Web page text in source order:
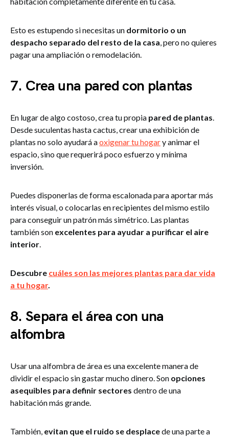
Esto es estupendo si necesitas un dormitorio o un
despacho separado del resto de la casa, pero no quieres
pagar una ampliación o remodelación.
7. Crea una pared con plantas
En lugar de algo costoso, crea tu propia pared de plantas.
Desde suculentas hasta cactus, crear una exhibición de
plantas no solo ayudará aoxigenar tu hogary animar el
espacio, sino que requerirá poco esfuerzo y mínima
inversión.
Puedes disponerlas de forma escalonada para aportar más
interés visual, o colocarlas en recipientes del mismo estilo
para conseguir un patrón más simétrico. Las plantas
también son excelentes para ayudar a purificar el aire
interior.
Descubre cuáles son las mejores plantas para dar vida
a tu hogar.
8. Separa el área con una
alfombra
Usar una alfombra de área es una excelente manera de
dividir el espacio sin gastar mucho dinero. Son opciones
asequibles para definir sectores dentro de una
habitación más grande.
También, evitan que el ruido se desplacede una parte a